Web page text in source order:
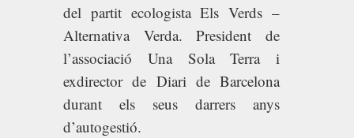
del partit ecologista Els Verds –
Alternativa Verda. President de
l’associació Una Sola Terra i
exdirector de Diari de Barcelona
durant els seus darrers anys
d’autogestió.